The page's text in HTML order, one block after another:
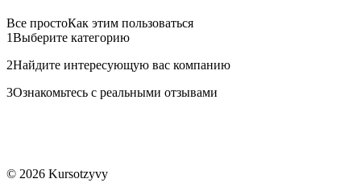
Все простоКак этим пользоваться
1Выберите категорию
2Найдите интересующую вас компанию
3Ознакомьтесь с реальными отзывами
© 2026 Kursotzyvy